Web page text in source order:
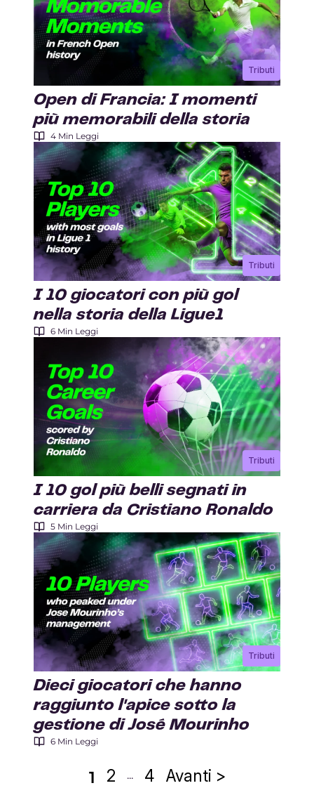
Tributi
Open di Francia: I momenti
più memorabili della storia
4 Min Leggi
Tributi
I 10 giocatori con più gol
nella storia della Ligue1
6 Min Leggi
Tributi
I 10 gol più belli segnati in
carriera da Cristiano Ronaldo
5 Min Leggi
Tributi
Dieci giocatori che hanno
raggiunto l'apice sotto la
gestione di José Mourinho
6 Min Leggi
Paginazione
1 2 ... 4 Avanti >